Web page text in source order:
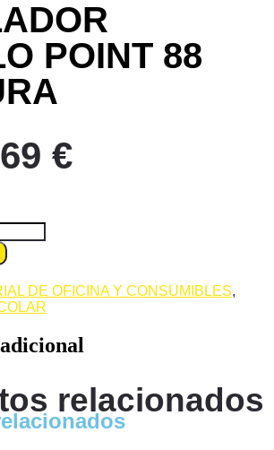
POINT 88
€.
€El
DE OFICINA Y CONSUMIBLES,
relacionados